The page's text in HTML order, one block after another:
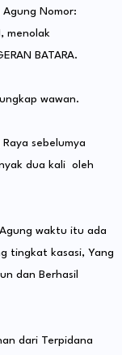
Nomor:
menolak
BATARA.
wawan.
sebelumya
dua kali oleh
waktu itu ada
tingkat kasasi, Yang
dan Berhasil
dari Terpidana